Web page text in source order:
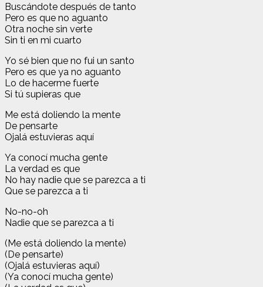
Buscándote después de tanto
Pero es que no aguanto
Otra noche sin verte
Sin ti en mi cuarto
Yo sé bien que no fui un santo
Pero es que ya no aguanto
Lo de hacerme fuerte
Si tú supieras que
Me está doliendo la mente
De pensarte
Ojalá estuvieras aquí
Ya conocí mucha gente
La verdad es que
No hay nadie que se parezca a ti
Que se parezca a ti
No-no-oh
Nadie que se parezca a ti
(Me está doliendo la mente)
(De pensarte)
(Ojalá estuvieras aquí)
(Ya conocí mucha gente)